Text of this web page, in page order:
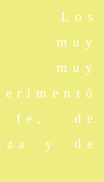
Los
muy
muy
fe, de
y de